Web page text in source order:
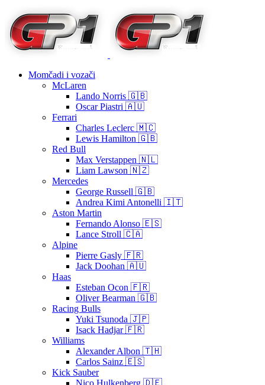
Momčadi i vozači
McLaren
Lando Norris 🇬🇧
Oscar Piastri 🇦🇺
Ferrari
Charles Leclerc 🇲🇨
Lewis Hamilton 🇬🇧
Red Bull
Max Verstappen 🇳🇱
Liam Lawson 🇳🇿
Mercedes
George Russell 🇬🇧
Andrea Kimi Antonelli 🇮🇹
Aston Martin
Fernando Alonso 🇪🇸
Lance Stroll 🇨🇦
Alpine
Pierre Gasly 🇫🇷
Jack Doohan 🇦🇺
Haas
Esteban Ocon 🇫🇷
Oliver Bearman 🇬🇧
Racing Bulls
Yuki Tsunoda 🇯🇵
Isack Hadjar 🇫🇷
Williams
Alexander Albon 🇹🇭
Carlos Sainz 🇪🇸
Kick Sauber
Nico Hulkenberg 🇩🇪